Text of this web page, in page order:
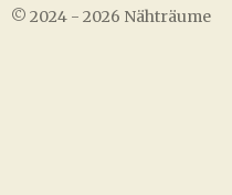
k
a
© 2024 - 2026 Nähträume